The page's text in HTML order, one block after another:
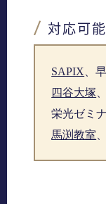
対応可
SAPIX 、
四谷大塚
栄光ゼミ
馬渕教室